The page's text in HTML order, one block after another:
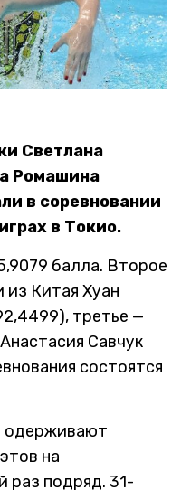
Светлана
Ромашина
в соревновании
в Токио.
балла. Второе
из Китая Хуан
третье —
Савчук
состоятся
одерживают
на
раз подряд. 31-